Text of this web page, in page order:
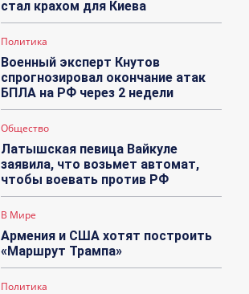
стал крахом для Киева
Политика
Военный эксперт Кнутов
спрогнозировал окончание атак
БПЛА на РФ через 2 недели
Общество
Латышская певица Вайкуле
заявила, что возьмет автомат,
чтобы воевать против РФ
В Мире
Армения и США хотят построить
«Маршрут Трампа»
Политика